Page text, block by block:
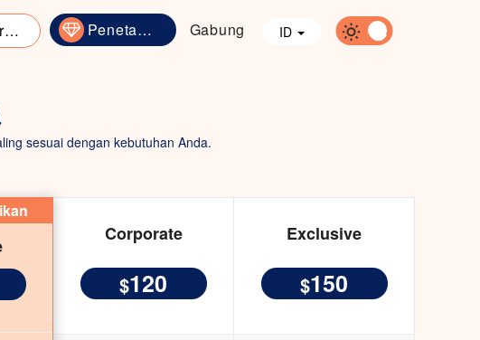
Bebas Peralatan Penetapan harga Gabung ID
sesuai dengan kebutuhan Anda.
Corporate
$120
Exclusive
$150